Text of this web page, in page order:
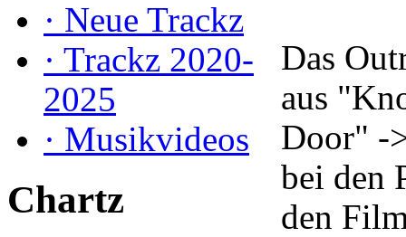
· Neue Trackz
· Trackz 2020-
2025
· Musikvideos
Chartz
Das
aus
Door" -
bei den
den